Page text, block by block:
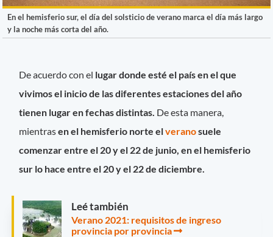
En el hemisferio sur, el día del solsticio de verano marca el día más largo
y la noche más corta del año.
De acuerdo con el lugar donde esté el país en el que
vivimos el inicio de las diferentes estaciones del año
tienen lugar en fechas distintas. De esta manera,
mientrasen el hemisferio norte elveranosuele
comenzar entre el 20 y el 22 de junio, en el hemisferio
sur lo hace entre el 20 y el 22 de diciembre.
Leé también
Verano 2021: requisitos de ingreso
provincia por provincia